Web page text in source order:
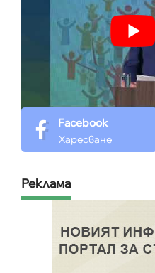
Facebook
Харесване
Реклама